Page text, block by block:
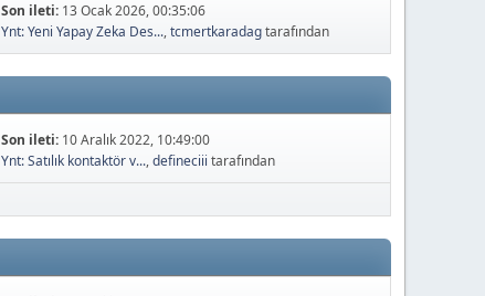
Son ileti: 13 Ocak 2026, 00:35:06
Ynt: Yeni Yapay Zeka Des...,tcmertkaradagtarafından
Son ileti: 10 Aralık 2022, 10:49:00
Ynt: Satılık kontaktör v...,defineciii tarafından